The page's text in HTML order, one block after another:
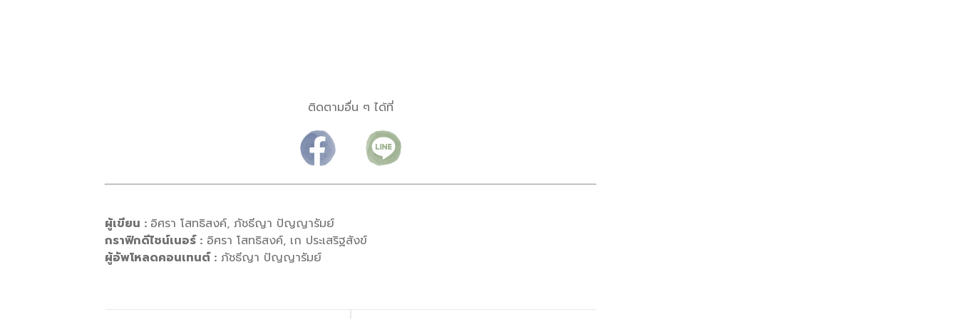
ติดตามอื่น ๆ ได้ที่
ผู้เขียน : อิศรา โสทธิสงค์, ภัชธีญา ปัญญารัมย์
กราฟิกดีไซน์เนอร์ : อิศรา โสทธิสงค์, เก ประเสริฐสังข์
ผู้อัพโหลดคอนเทนต์ : ภัชธีญา ปัญญารัมย์